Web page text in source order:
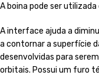
A boina pode ser
A interface ajuda a
a contornar a superfície
desenvolvidas para
orbitais. Possui um furo